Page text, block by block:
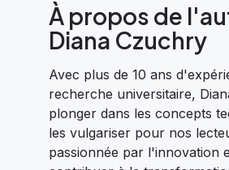
À propos de
Diana Czuchry
Avec plus de 10 ans
recherche universitaire,
plonger dans les concepts
les vulgariser pour nos
passionnée par l'innovation